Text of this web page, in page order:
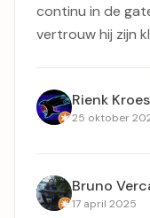
continu in de
vertrouw hij zijn
Rienk
25 oktober
Bruno
17 april 2025